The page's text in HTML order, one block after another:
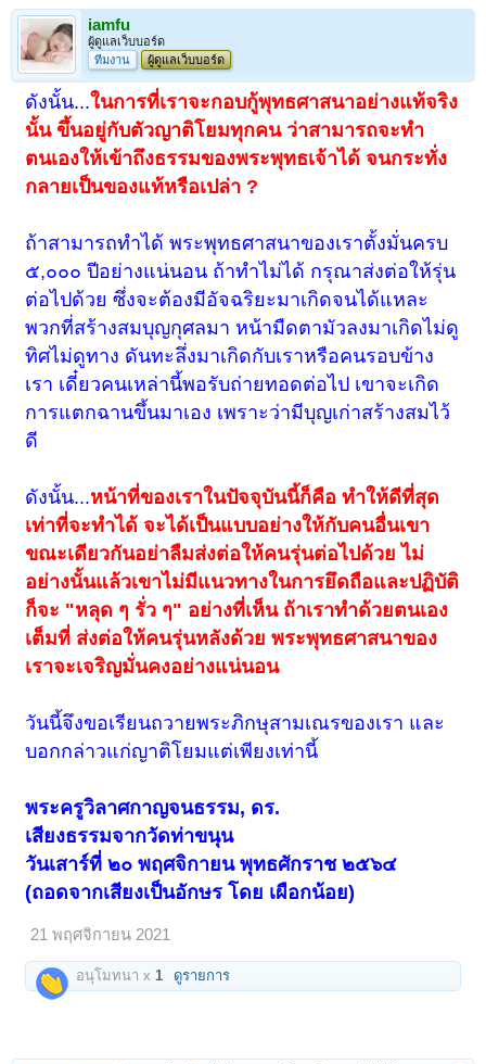
iamfu
ผู้ดูแลเว็บบอร์ด
ทีมงาน
ผู้ดูแลเว็บบอร์ด
ดังนั้น...ในการที่เราจะกอบกู้พุทธศาสนาอย่างแท้จริง
นั้น ขึ้นอยู่กับตัวญาติโยมทุกคน ว่าสามารถจะทำ
ตนเองให้เข้าถึงธรรมของพระพุทธเจ้าได้ จนกระทั่ง
กลายเป็นของแท้หรือเปล่า ?
ถ้าสามารถทำได้ พระพุทธศาสนาของเราตั้งมั่นครบ
๕,๐๐๐ ปีอย่างแน่นอน ถ้าทำไม่ได้ กรุณาส่งต่อให้รุ่น
ต่อไปด้วย ซึ่งจะต้องมีอัจฉริยะมาเกิดจนได้แหละ
พวกที่สร้างสมบุญกุศลมา หน้ามืดตามัวลงมาเกิดไม่ดู
ทิศไม่ดูทาง ดันทะลึ่งมาเกิดกับเราหรือคนรอบข้าง
เรา เดี๋ยวคนเหล่านี้พอรับถ่ายทอดต่อไป เขาจะเกิด
การแตกฉานขึ้นมาเอง เพราะว่ามีบุญเก่าสร้างสมไว้
ดี
ดังนั้น...หน้าที่ของเราในปัจจุบันนี้ก็คือ ทำให้ดีที่สุด
เท่าที่จะทำได้ จะได้เป็นแบบอย่างให้กับคนอื่นเขา
ขณะเดียวกันอย่าลืมส่งต่อให้คนรุ่นต่อไปด้วย ไม่
อย่างนั้นแล้วเขาไม่มีแนวทางในการยึดถือและปฏิบัติ
ก็จะ "หลุด ๆ รั่ว ๆ" อย่างที่เห็น ถ้าเราทำด้วยตนเอง
เต็มที่ ส่งต่อให้คนรุ่นหลังด้วย พระพุทธศาสนาของ
เราจะเจริญมั่นคงอย่างแน่นอน
วันนี้จึงขอเรียนถวายพระภิกษุสามเณรของเรา และ
บอกกล่าวแก่ญาติโยมแต่เพียงเท่านี้
พระครูวิลาศกาญจนธรรม, ดร.
เสียงธรรมจากวัดท่าขนุน
วันเสาร์ที่ ๒๐ พฤศจิกายน พุทธศักราช ๒๕๖๔
(ถอดจากเสียงเป็นอักษร โดย เผือกน้อย)
21 พฤศจิกายน 2021
อนุโมทนา x1 ดูรายการ